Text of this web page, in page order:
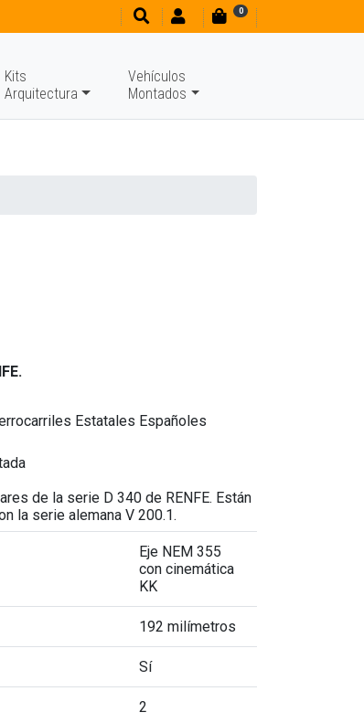
0
Kits
Arquitectura
Vehículos
Montados
Estatales Españoles
de la serie D 340 de RENFE. Están
la serie alemana V 200.1.
Eje NEM 355
con cinemática
KK
192 milímetros
Sí
2